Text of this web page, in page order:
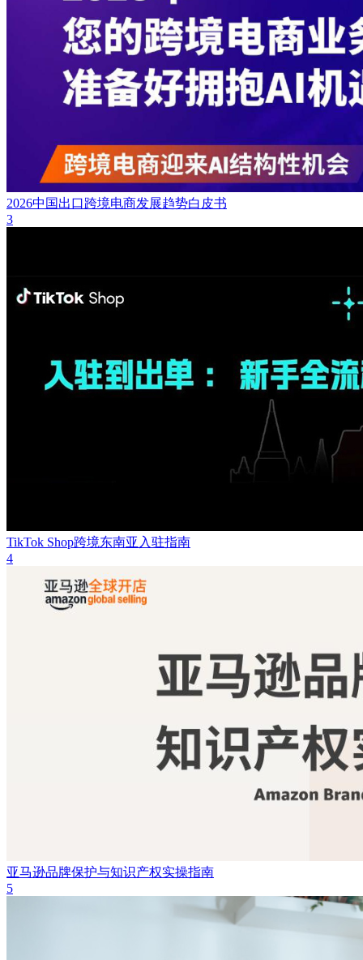
2026中国出口跨境电商发展趋势白皮书
3
TikTok Shop跨境东南亚入驻指南
4
亚马逊品牌保护与知识产权实操指南
5